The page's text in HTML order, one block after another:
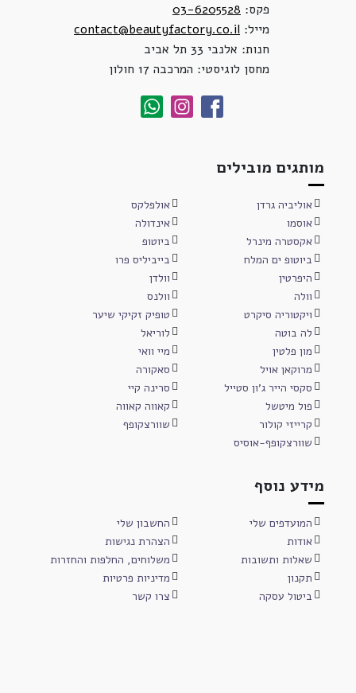
פקס: 03-6205528
מייל: contact@beautyfactory.co.il
חנות: אלנבי 33 תל אביב
מחסן לוגיסטי: המרכבה 17 חולון
מותגים מובילים
אוליביה גרדן
אולפלקס
אוסמו
אינדולה
אקסטרה מינרל
ביוטופ
ביוטופ ים המלח
בייביליס פרו
היפרטין
וולדן
וולה
וולנס
ויקטוריה סיקרט
טופיק זקיקי שיער
לה בוטה
לוריאל
מון פלטין
מיי וואי
מרוקאן אויל
סאקורה
סקסי הייר ג'ון סטייל
סרינה קיי
פול מיטשל
קאווה קאווה
קרייזי קולור
שוורצקופף
שוורצקופף-אוסיס
מידע נוסף
המועדפים שלי
החשבון שלי
אודות
הצהרת נגישות
שאלות ותשובות
משלוחים, החלפות והחזרות
תקנון
מדיניות פרטיות
ביטול עסקה
צרו קשר